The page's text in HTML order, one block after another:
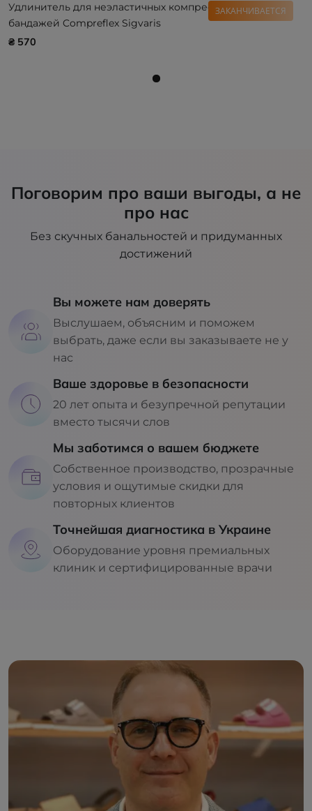
ЗАКАНЧИВАЕТСЯ
Удлинитель для неэластичных компрессионных
бандажей Compreflex Sigvaris
₴ 570
Поговорим про ваши выгоды, а не
про нас
Без скучных банальностей и придуманных
достижений
Вы можете нам доверять
Выслушаем, объясним и поможем
выбрать, даже если вы заказываете не у
нас
Ваше здоровье в безопасности
20 лет опыта и безупречной репутации
вместо тысячи слов
Мы заботимся о вашем бюджете
Собственное производство, прозрачные
условия и ощутимые скидки для
повторных клиентов
Точнейшая диагностика в Украине
Оборудование уровня премиальных
клиник и сертифицированные врачи